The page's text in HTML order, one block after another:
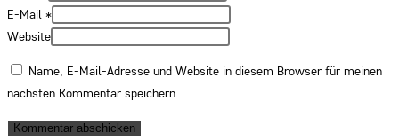
E-Mail *
Website
Name, E-Mail-Adresse und Website in diesem Browser für meinen
nächsten Kommentar speichern.